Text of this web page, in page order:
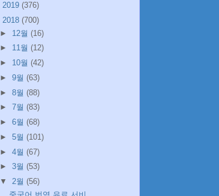
2019 (376)
2018 (700)
► 12월 (16)
► 11월 (12)
► 10월 (42)
► 9월 (63)
► 8월 (88)
► 7월 (83)
► 6월 (68)
► 5월 (101)
► 4월 (67)
► 3월 (53)
▼ 2월 (56)